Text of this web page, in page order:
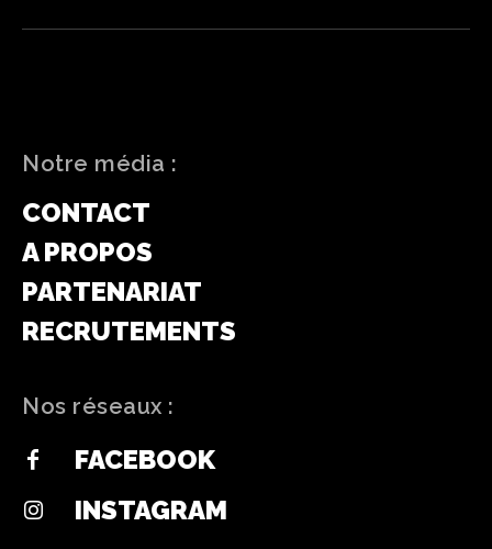
Notre média :
CONTACT
A PROPOS
PARTENARIAT
RECRUTEMENTS
Nos réseaux :
FACEBOOK
INSTAGRAM